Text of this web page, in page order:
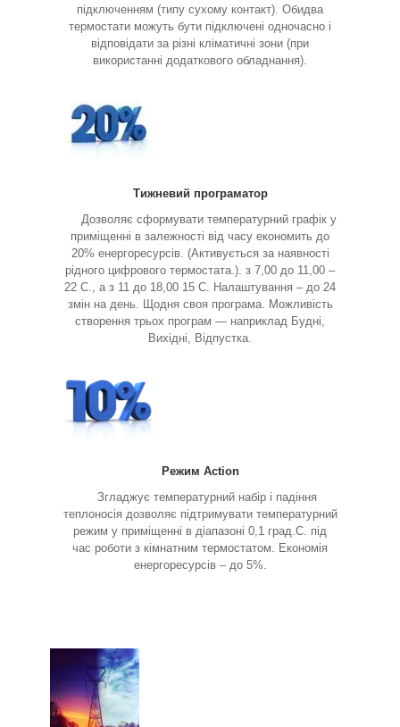
підключенням (типу сухому контакт). Обидва
термостати можуть бути підключені одночасно і
відповідати за різні кліматичні зони (при
використанні додаткового обладнання).
Тижневий програматор
Дозволяє сформувати температурний графік у
приміщенні в залежності від часу економить до
20% енергоресурсів. (Активується за наявності
рідного цифрового термостата.). з 7,00 до 11,00 –
22 С., а з 11 до 18,00 15 С. Налаштування – до 24
змін на день. Щодня своя програма. Можливість
створення трьох програм — наприклад Будні,
Вихідні, Відпустка.
Режим Action
Згладжує температурний набір і падіння
теплоносія дозволяє підтримувати температурний
режим у приміщенні в діапазоні 0,1 град.С. під
час роботи з кімнатним термостатом. Економія
енергоресурсів – до 5%.